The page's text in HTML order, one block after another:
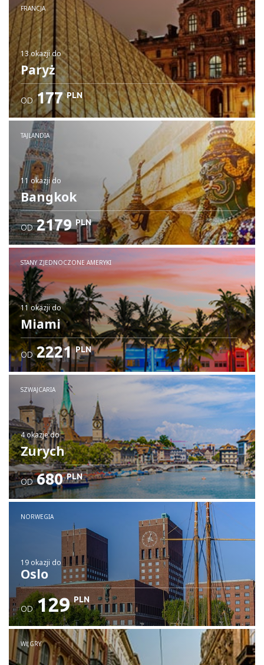
FRANCJA
13 okazjido
Paryż
OD 177 PLN
TAJLANDIA
11 okazjido
Bangkok
OD 2179 PLN
STANY ZJEDNOCZONE AMERYKI
11 okazjido
Miami
OD 2221 PLN
SZWAJCARIA
4 okazjedo
Zurych
OD 680 PLN
NORWEGIA
19 okazji do
Oslo
OD 129 PLN
WĘGRY